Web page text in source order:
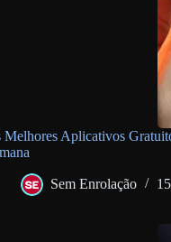
Melhores Aplicativos
Sem Enrolação